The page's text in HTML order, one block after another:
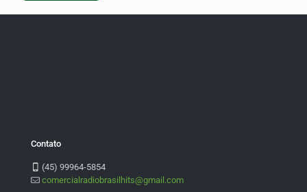
Contato
(45) 99964-5854
comercialradiobrasilhits@gmail.com